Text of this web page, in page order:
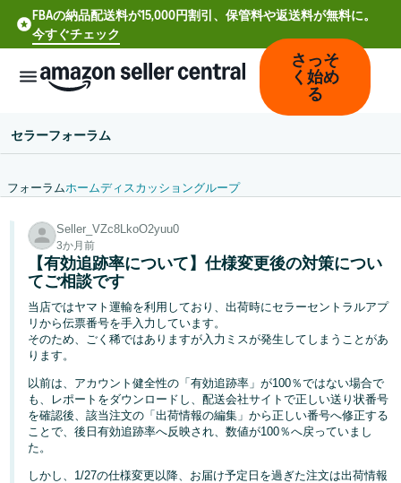
FBAの納品配送料が15,000円割引、保管料や返送料が無料に。
今すぐチェック
文
-
CN
Deutsch
- DE
Español
- ES
Français
- FR
さっそ
く始め
る
セラーフォーラム
フォーラムホームディスカッショングループ
Seller_VZc8LkoO2yuu0
3か月前
【有効追跡率について】仕様変更後の対策につい
てご相談です
当店ではヤマト運輸を利用しており、出荷時にセラーセントラルアプ
リから伝票番号を手入力しています。
そのため、ごく稀ではありますが入力ミスが発生してしまうことがあ
ります。
以前は、アカウント健全性の「有効追跡率」が100％ではない場合で
も、レポートをダウンロードし、配送会社サイトで正しい送り状番号
を確認後、該当注文の「出荷情報の編集」から正しい番号へ修正する
ことで、後日有効追跡率へ反映され、数値が100％へ戻っていまし
た。
しかし、1/27の仕様変更以降、お届け予定日を過ぎた注文は出荷情報